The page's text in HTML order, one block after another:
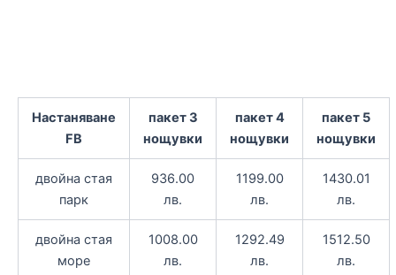
Настаняване
FB
пакет 3
нощувки
пакет 4
нощувки
пакет 5
нощувки
двойна стая
парк
936.00
лв.
1199.00
лв.
1430.01
лв.
двойна стая
море
1008.00
лв.
1292.49
лв.
1512.50
лв.